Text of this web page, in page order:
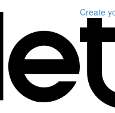
Create